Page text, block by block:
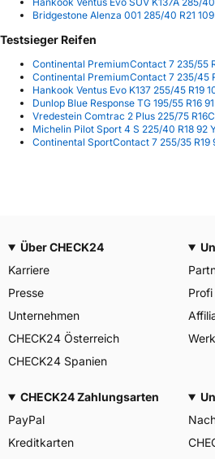
Bridgestone Alenza 001 285/40 R21
Testsieger Reifen
Continental PremiumContact 7 235/55
Continental PremiumContact 7 235/45
Hankook Ventus Evo K137 255/45 R19
Dunlop Blue Response TG 195/55 R16
Vredestein Comtrac 2 Plus 225/75
Michelin Pilot Sport 4 S 225/40 R18 92
Continental SportContact 7 255/35 R19
Über CHECK24
Karriere
Presse
Unternehmen
CHECK24 Österreich
CHECK24 Spanien
CHECK24 Zahlungsarten
PayPal
Kreditkarten